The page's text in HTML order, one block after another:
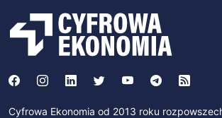
Cyfrowa Ekonomia od 2013 roku